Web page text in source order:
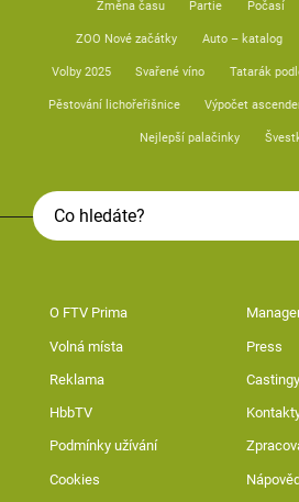
Změna času Partie Počasí
ZOO Nové začátky Auto – katalog
Volby 2025 Svařené víno Tatarák
Pěstování lichořeřišnice Výpočet
Nejlepší palačinky
O FTV Prima
Volná místa Press
Reklama
HbbTV
Podmínky užívání
Cookies